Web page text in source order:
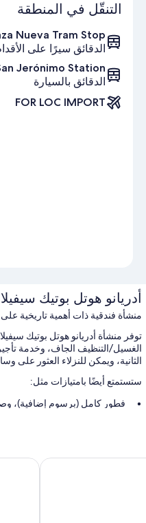
التنقّل في المنطقة
الدقائق سيرًا على
الدقائق بالسيارة
FOR LOC IMPORT
أدريانو هوتل بوتيك سيفيلا
منشأة فندقية ذات أهمية تاريخية
توفر منشأة أدريانو هوتل بوتيك
الثانية، ويمكن للنزلاء العثور على
ستستمتع أيضًا بامتيازات مثل:
فطور كامل (برسوم إضافية)،
تُشير تقييمات النزلاء إلى
هوتل